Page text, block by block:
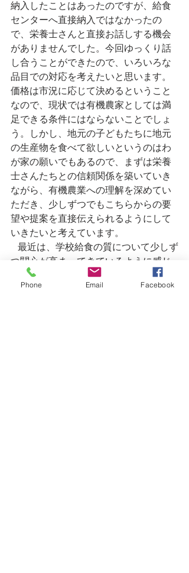
納入したことはあったのですが、給食
センターへ直接納入ではなかったの
で、栄養士さんと直接お話しする機会
がありませんでした。今回ゆっくり話
し合うことができたので、いろいろな
品目での対応を考えたいと思います。
価格は市況に応じて決めるということ
なので、現状では有機農家としては満
足できる条件にはならないことでしょ
う。しかし、地元の子どもたちに地元
の生産物を食べて欲しいというのはわ
が家の願いでもあるので、まずは栄養
士さんたちとの信頼関係を築いていき
ながら、有機農業への理解を深めてい
ただき、少しずつでもこちらからの要
望や提案を直接伝えられるようにして
いきたいと考えています。
つ関心が高まってきているように感じ
ます。千葉県いすみ市では、給食米を
１００％地元の有機米に換えました。
Phone Email Facebook